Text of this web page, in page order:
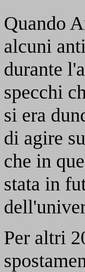
Quando
alcuni
durante
specchi
si era
di agire
che in
stata in
Per altri